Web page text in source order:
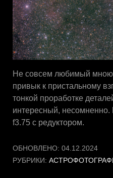
Не совсем любимый
привык к пристальному
тонкой проработке
интересный,
f3.75 с редуктором.
ОБНОВЛЕНО: 04.12.2024
РУБРИКИ: